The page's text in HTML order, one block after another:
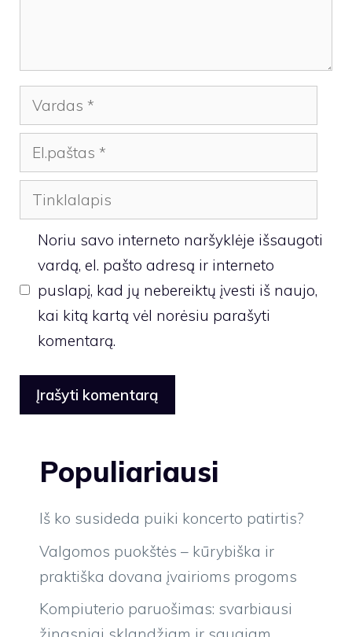
Vardas
El.paštas
Tinklalapis
Noriu savo interneto naršyklėje išsaugoti
vardą, el. pašto adresą ir interneto
puslapį, kad jų nebereiktų įvesti iš naujo,
kai kitą kartą vėl norėsiu parašyti
komentarą.
Populiariausi
Iš ko susideda puiki koncerto patirtis?
Valgomos puokštės – kūrybiška ir
praktiška dovana įvairioms progoms
Kompiuterio paruošimas: svarbiausi